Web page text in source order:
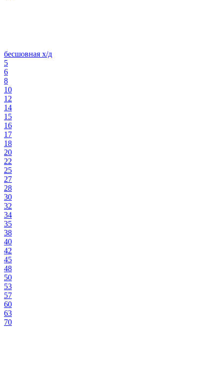
бесшовная х/д
5
6
8
10
12
14
15
16
17
18
20
22
25
27
28
30
32
34
35
38
40
42
45
48
50
53
57
60
63
70